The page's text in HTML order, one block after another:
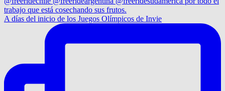
A días del inicio de los Juegos Olímpicos de Invie